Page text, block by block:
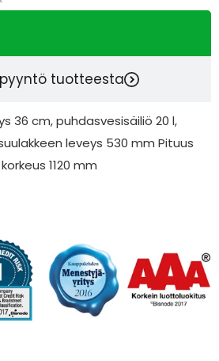
tuotteesta
36 cm, puhdasvesisäiliö 20 l,
leveys 530 mm Pituus
1120 mm